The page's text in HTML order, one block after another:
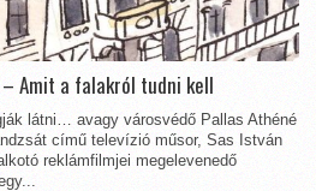
Amit a falakról tudni kell
látni… avagy városvédő Pallas Athéné
című televízió műsor, Sas István
reklámfilmjei megelevenedő